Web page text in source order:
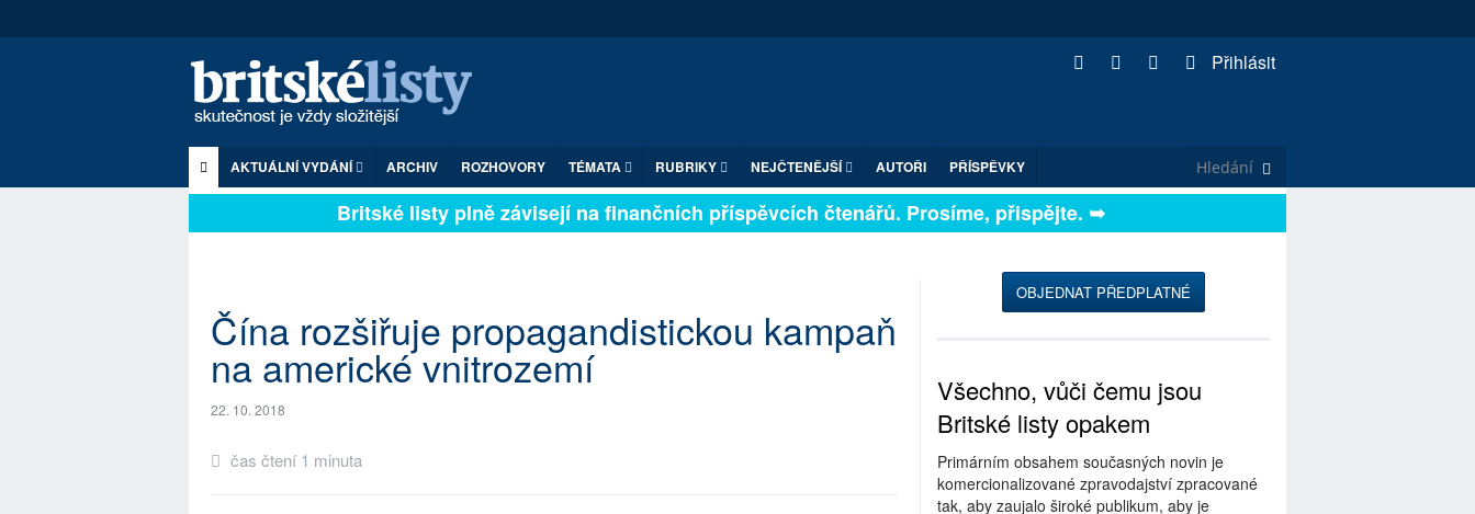
Přihlásit
AKTUÁLNÍ VYDÁNÍ ARCHIV ROZHOVORY TÉMATA RUBRIKY NEJČTENĚJŠÍ AUTOŘI PŘÍSPĚVKY
Britské listy plně závisejí na finančních příspěvcích čtenářů. Prosíme, přispějte. ➥
Čína rozšiřuje propagandistickou kampaň
na americké vnitrozemí
22. 10. 2018
čas čtení 1 minuta
OBJEDNAT PŘEDPLATNÉ
Všechno, vůči čemu jsou
Britské listy opakem
Primárním obsahem současných novin je
komercionalizované zpravodajství zpracované
tak, aby zaujalo široké publikum, aby je